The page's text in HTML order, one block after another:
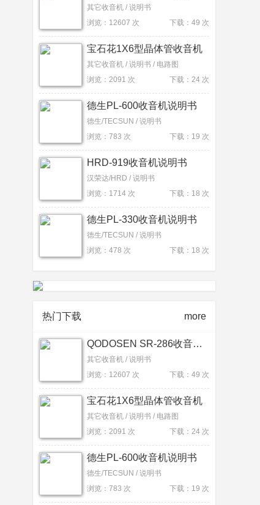
其它收音机 / 说明书
浏览：12607 次
下载：49 次
宝石花1X6型晶体管收音机
其它收音机 / 说明书 / 电路图
浏览：2091 次
下载：24 次
德生PL-600收音机说明书
德生/TECSUN / 说明书
浏览：783 次
下载：19 次
HRD-919收音机说明书
汉荣达/HRD / 说明书
浏览：1714 次
下载：18 次
德生PL-330收音机说明书
德生/TECSUN / 说明书
浏览：478 次
下载：18 次
热门下载 more
QODOSEN SR-286收音机说明书
其它收音机 / 说明书
浏览：12607 次
下载：49 次
宝石花1X6型晶体管收音机
其它收音机 / 说明书 / 电路图
浏览：2091 次
下载：24 次
德生PL-600收音机说明书
德生/TECSUN / 说明书
浏览：783 次
下载：19 次